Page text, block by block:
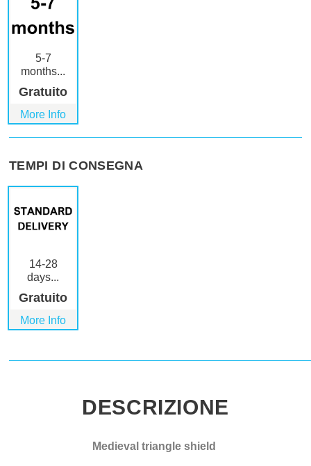
5-7
months...
Gratuito
More Info
TEMPI DI CONSEGNA
14-28
days...
Gratuito
More Info
DESCRIZIONE
Medieval triangle shield